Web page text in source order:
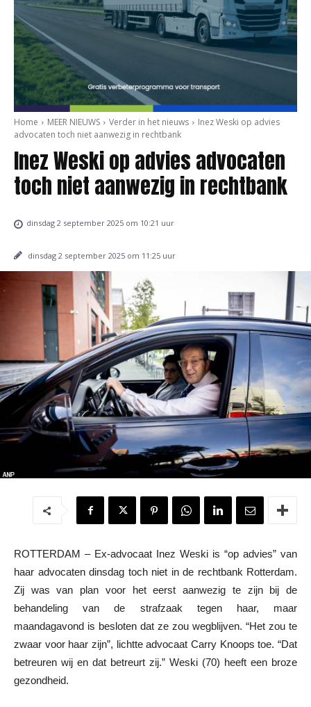
Home MEER NIEUWS Verder in het nieuws
Inez Weski op advies
advocaten toch niet aanwezig in rechtbank
Inez Weski op advies advocaten
toch niet aanwezig in rechtbank
dinsdag 2 september 2025 om 10:21 uur
dinsdag 2 september 2025 om 11:25 uur
ROTTERDAM – Ex-advocaat Inez Weski is “op advies” van
haar advocaten dinsdag toch niet in de rechtbank Rotterdam.
Zij was van plan voor het eerst aanwezig te zijn bij de
behandeling van de strafzaak tegen haar, maar
maandagavond is besloten dat ze zou wegblijven. “Het zou te
zwaar voor haar zijn”, lichtte advocaat Carry Knoops toe. “Dat
betreuren wij en dat betreurt zij.” Weski (70) heeft een broze
gezondheid.